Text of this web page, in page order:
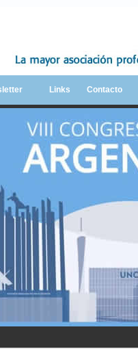
Links Contacto